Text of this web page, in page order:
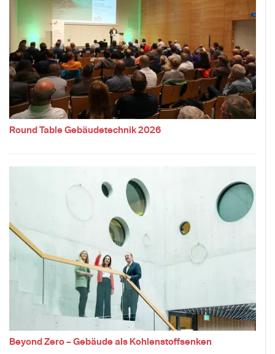
Round Table Gebäudetechnik 2026
Beyond Zero – Gebäude als Kohlenstoffsenken